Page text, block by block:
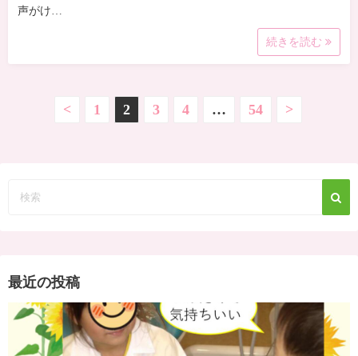
声がけ…
続きを読む
ペ
送
< 1 2 3 4 … 54 >
最近の投稿